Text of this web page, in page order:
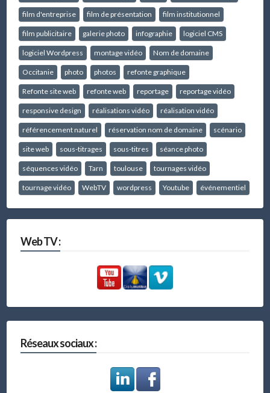
film d'entreprise film de présentation film institutionnel
film publicitaire galerie photo infographie logiciel CMS
logiciel Wordpress montage vidéo Nom de domaine
Occitanie photo photos refonte graphique
Refonte site web refonte web reportage reportage vidéo
responsive design réalisations vidéo réalisation vidéo
référencement naturel réservation nom de domaine scénario
site web sous-titrages sous-titres séance photo
séquences vidéo Tarn toulouse tournages vidéo
tournage vidéo WebTV wordpress Youtube événementiel
Web TV :
Réseaux sociaux :